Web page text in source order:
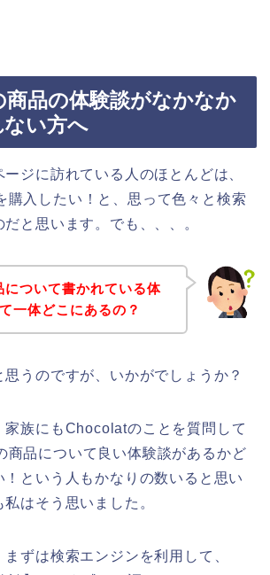
品の体験談がなかなか
い方へ
ジに訪れている人のほとんどは、
購入したい！と、思って色々と検索
と思います。でも、、、。
ついて書かれている体
一体どこにあるの？
思うのですが、いかがでしょうか？
家族にもChocolatのことを質問して
商品について良い体験談があるかど
！という人もかなりの数いると思い
はそう思いました。
ずは検索エンジンを利用して、